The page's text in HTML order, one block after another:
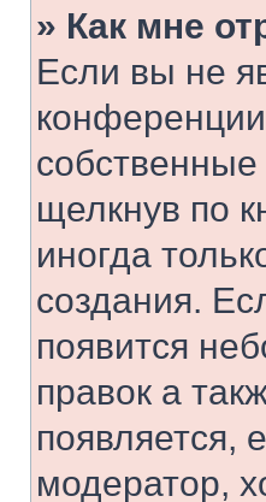
» Как мне
Если вы не
щелкнув по
иногда
создания.
появится
правок а
появляется,
модератор,